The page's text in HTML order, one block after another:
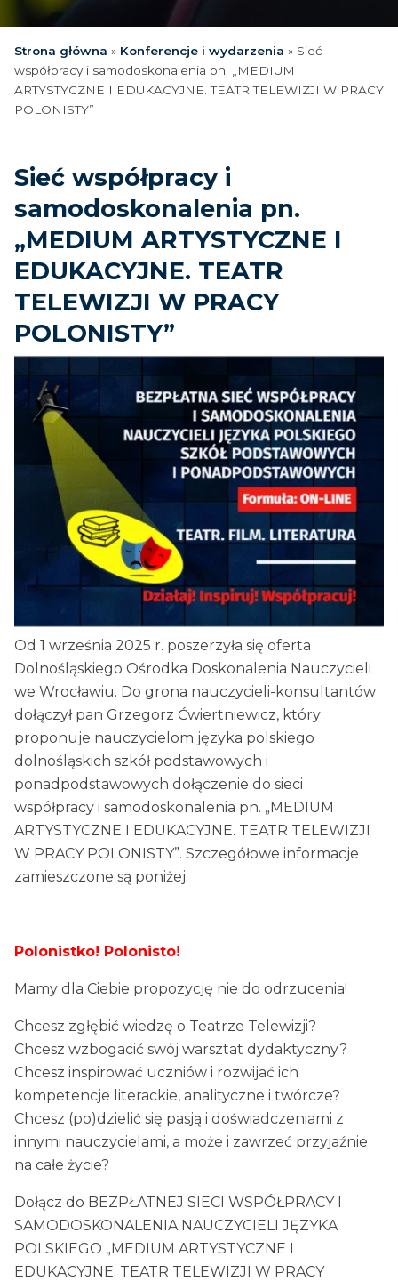
Strona główna » Konferencje i wydarzenia » Sieć
współpracy i samodoskonalenia pn. „MEDIUM
ARTYSTYCZNE I EDUKACYJNE. TEATR TELEWIZJI W PRACY
POLONISTY”
Sieć współpracy i
samodoskonalenia pn.
„MEDIUM ARTYSTYCZNE I
EDUKACYJNE. TEATR
TELEWIZJI W PRACY
POLONISTY”
Od 1 września 2025 r. poszerzyła się oferta
Dolnośląskiego Ośrodka Doskonalenia Nauczycieli
we Wrocławiu. Do grona nauczycieli-konsultantów
dołączył pan Grzegorz Ćwiertniewicz, który
proponuje nauczycielom języka polskiego
dolnośląskich szkół podstawowych i
ponadpodstawowych dołączenie do sieci
współpracy i samodoskonalenia pn. „MEDIUM
ARTYSTYCZNE I EDUKACYJNE. TEATR TELEWIZJI
W PRACY POLONISTY”. Szczegółowe informacje
zamieszczone są poniżej:
Polonistko! Polonisto!
Mamy dla Ciebie propozycję nie do odrzucenia!
Chcesz zgłębić wiedzę o Teatrze Telewizji?
Chcesz wzbogacić swój warsztat dydaktyczny?
Chcesz inspirować uczniów i rozwijać ich
kompetencje literackie, analityczne i twórcze?
Chcesz (po)dzielić się pasją i doświadczeniami z
innymi nauczycielami, a może i zawrzeć przyjaźnie
na całe życie?
Dołącz do BEZPŁATNEJ SIECI WSPÓŁPRACY I
SAMODOSKONALENIA NAUCZYCIELI JĘZYKA
POLSKIEGO „MEDIUM ARTYSTYCZNE I
EDUKACYJNE. TEATR TELEWIZJI W PRACY